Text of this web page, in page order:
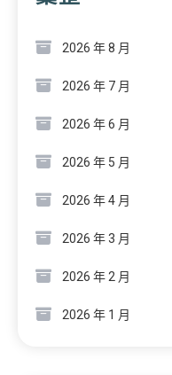
2026 年 8 月
2026 年 7 月
2026 年 6 月
2026 年 5 月
2026 年 4 月
2026 年 3 月
2026 年 2 月
2026 年 1 月